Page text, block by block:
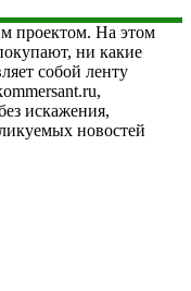
проектом. На этом
ни какие
собой ленту
искажения,
новостей